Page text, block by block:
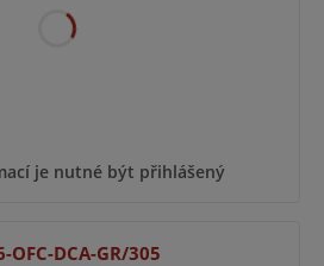
je nutné být přihlášený
OFC-DCA-GR/305